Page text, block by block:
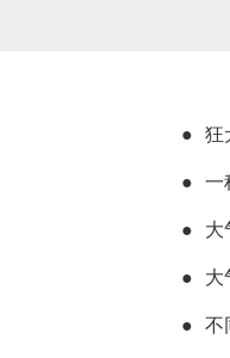
● 狂
● 一
● 大
● 大
● 不